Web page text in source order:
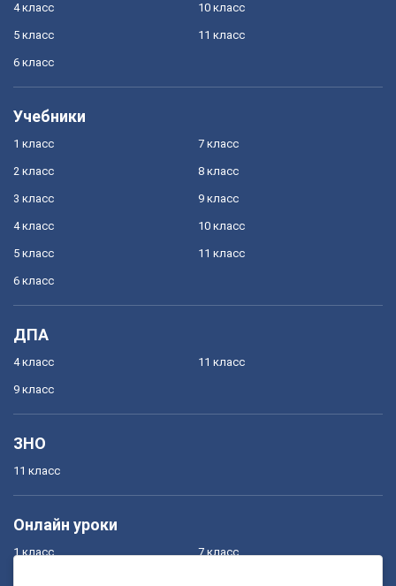
4 класс
5 класс
6 класс
10 класс
11 класс
Учебники
1 класс
2 класс
3 класс
4 класс
5 класс
6 класс
7 класс
8 класс
9 класс
10 класс
11 класс
ДПА
4 класс
9 класс
11 класс
ЗНО
11 класс
Онлайн уроки
1 класс 7 класс